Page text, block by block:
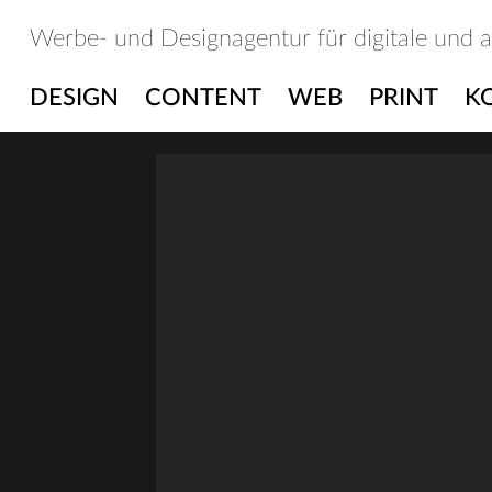
Werbe- und Designagentur für digitale und
DESIGN CONTENT WEB PRINT